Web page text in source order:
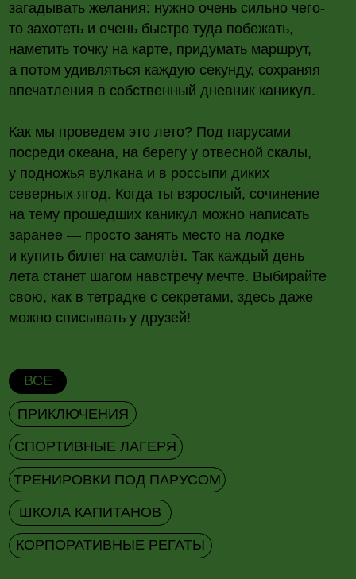
впечатления в собственный дневник каникул.
Как мы проведем это лето? Под парусами
посреди океана, на берегу у отвесной скалы,
у подножья вулкана и в россыпи диких
северных ягод. Когда ты взрослый, сочинение
заранее — просто занять место на лодке
и купить билет на самолёт. Так каждый день
лета станет шагом навстречу мечте. Выбирайте
свою, как в тетрадке с секретами, здесь даже
можно списывать у друзей!
ПРИКЛЮЧЕНИЯ
СПОРТИВНЫЕ ЛАГЕРЯ
ШКОЛА КАПИТАНОВ
КОРПОРАТИВНЫЕ РЕГАТЫ